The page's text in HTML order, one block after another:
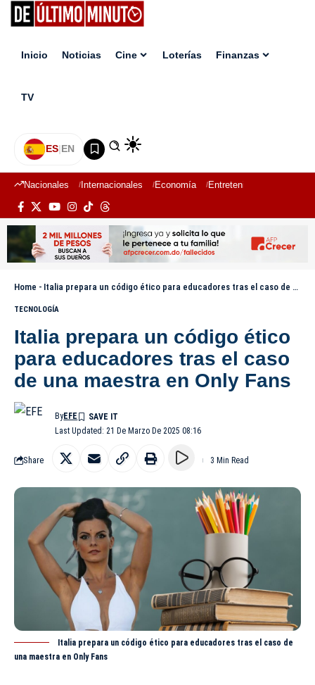
Inicio Noticias Cine Loterías Finanzas
TV
ES|EN
Nacionales Internacionales Economía Entretenimiento
Home - Italia prepara un código ético para educadores tras el caso de una maestra en Only Fans
TECNOLOGÍA
Italia prepara un código ético
para educadores tras el caso
de una maestra en Only Fans
Last Updated: 21 De Marzo De 2025 08:16
ByEFE
Share 3 Min Read
Italia prepara un código ético para educadores tras el caso de
una maestra en Only Fans